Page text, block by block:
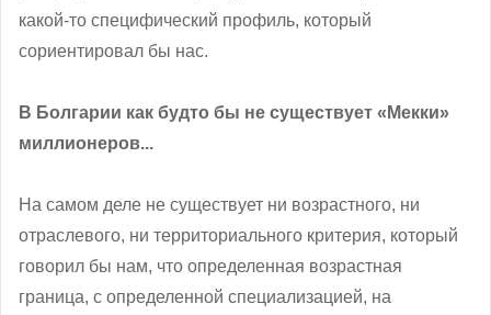
какой-то специфический профиль, который
сориентировал бы нас.
В Болгарии как будто бы не существует «Мекки»
миллионеров...
На самом деле не существует ни возрастного, ни
отраслевого, ни территориального критерия, который
говорил бы нам, что определенная возрастная
граница, с определенной специализацией, на